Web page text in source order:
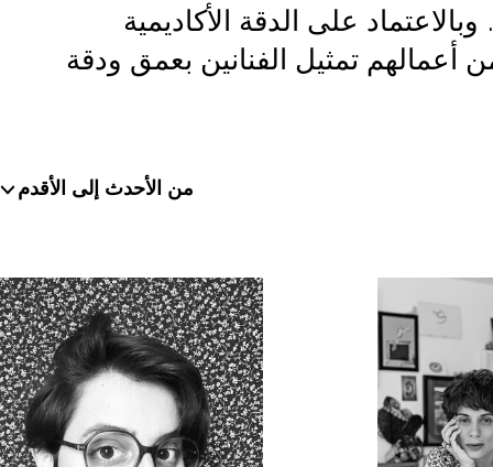
على الدقة الأكاديمية
تمثيل الفنانين بعمق ودقة
من الأحدث إلى الأقدم